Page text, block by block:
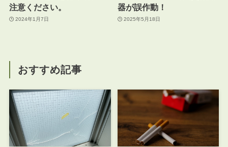
注意ください。
2024年1月7日
器が誤作動！
2025年5月18日
おすすめ記事